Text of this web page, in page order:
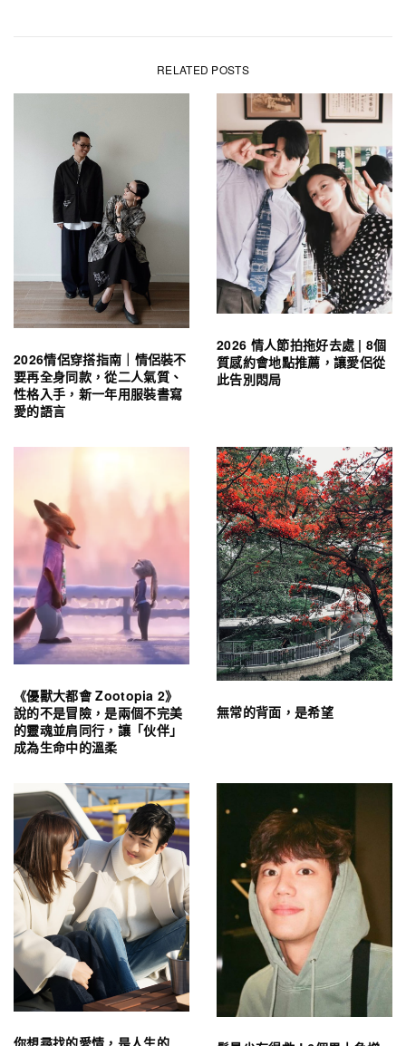
RELATED POSTS
2026情侶穿搭指南｜情侶裝不
要再全身同款，從二人氣質、
性格入手，新一年用服裝書寫
愛的語言
2026 情人節拍拖好去處 | 8個
質感約會地點推薦，讓愛侶從
此告別悶局
《優獸大都會 Zootopia 2》
說的不是冒險，是兩個不完美
的靈魂並肩同行，讓「伙伴」
成為生命中的溫柔
無常的背面，是希望